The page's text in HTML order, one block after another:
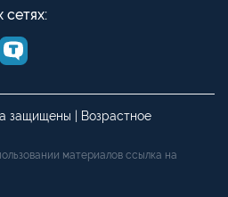
сетях:
защищены | Возрастное
материалов ссылка на